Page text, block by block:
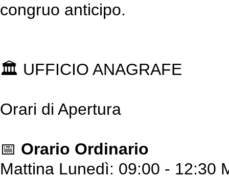
congruo anticipo.
🏛️ UFFICIO ANAGRAFE
Orari di Apertura
📅 Orario Ordinario
Mattina Lunedì: 09:00 - 12:30